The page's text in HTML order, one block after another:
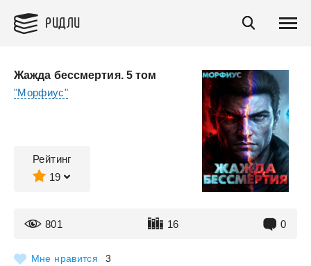
РИДЛИ
Жажда бессмертия. 5 том
"Морфиус"
Рейтинг
19
801 16 0
Мне нравится 3